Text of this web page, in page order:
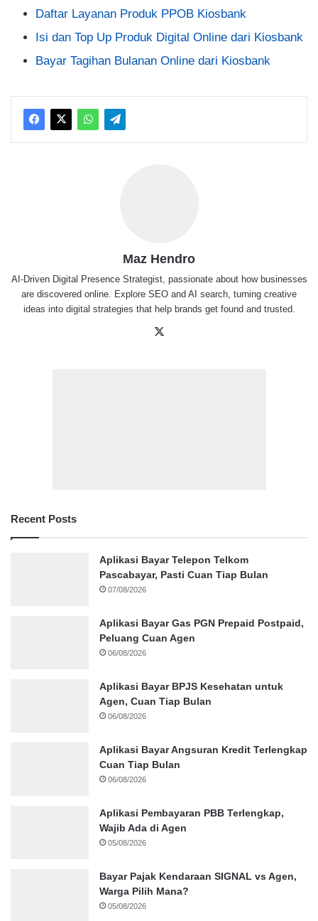
Daftar Layanan Produk PPOB Kiosbank
Isi dan Top Up Produk Digital Online dari Kiosbank
Bayar Tagihan Bulanan Online dari Kiosbank
Maz Hendro
AI-Driven Digital Presence Strategist, passionate about how businesses
are discovered online. Explore SEO and AI search, turning creative
ideas into digital strategies that help brands get found and trusted.
Recent Posts
Aplikasi Bayar Telepon Telkom
Pascabayar, Pasti Cuan Tiap Bulan
07/08/2026
Aplikasi Bayar Gas PGN Prepaid Postpaid,
Peluang Cuan Agen
06/08/2026
Aplikasi Bayar BPJS Kesehatan untuk
Agen, Cuan Tiap Bulan
06/08/2026
Aplikasi Bayar Angsuran Kredit Terlengkap
Cuan Tiap Bulan
06/08/2026
Aplikasi Pembayaran PBB Terlengkap,
Wajib Ada di Agen
05/08/2026
Bayar Pajak Kendaraan SIGNAL vs Agen,
Warga Pilih Mana?
05/08/2026